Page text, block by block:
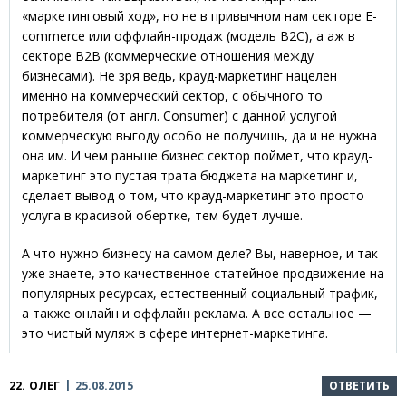
«маркетинговый ход», но не в привычном нам секторе E-
commerce или оффлайн-продаж (модель B2C), а аж в
секторе B2B (коммерческие отношения между
бизнесами). Не зря ведь, крауд-маркетинг нацелен
именно на коммерческий сектор, с обычного то
потребителя (от англ. Consumer) с данной услугой
коммерческую выгоду особо не получишь, да и не нужна
она им. И чем раньше бизнес сектор поймет, что крауд-
маркетинг это пустая трата бюджета на маркетинг и,
сделает вывод о том, что крауд-маркетинг это просто
услуга в красивой обертке, тем будет лучше.
А что нужно бизнесу на самом деле? Вы, наверное, и так
уже знаете, это качественное статейное продвижение на
популярных ресурсах, естественный социальный трафик,
а также онлайн и оффлайн реклама. А все остальное —
это чистый муляж в сфере интернет-маркетинга.
22. ОЛЕГ 25.08.2015 ОТВЕТИТЬ